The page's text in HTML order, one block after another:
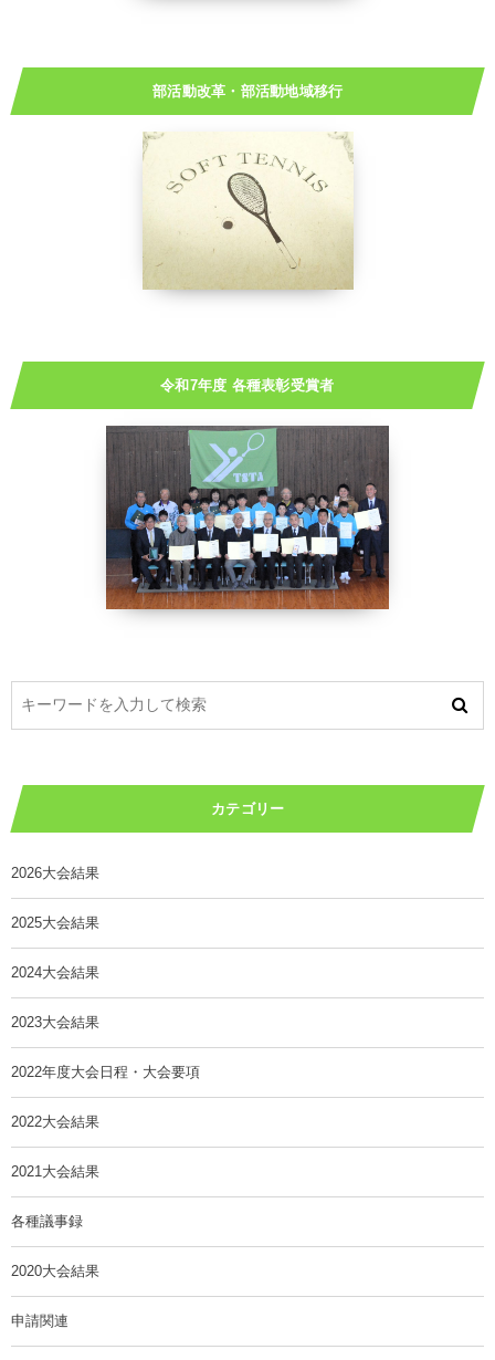
部活動改革・部活動地域移行
令和7年度 各種表彰受賞者
カテゴリー
2026大会結果
2025大会結果
2024大会結果
2023大会結果
2022年度大会日程・大会要項
2022大会結果
2021大会結果
各種議事録
2020大会結果
申請関連